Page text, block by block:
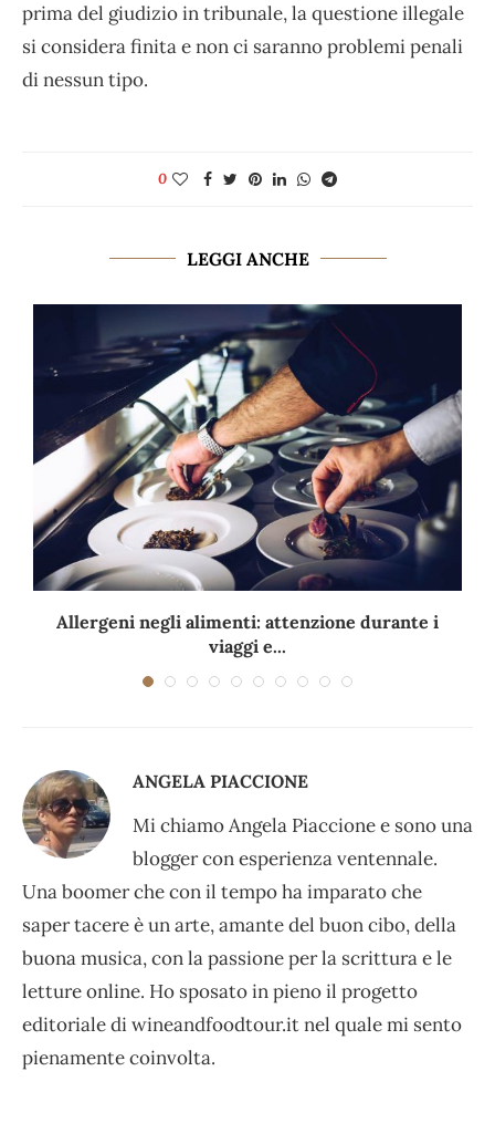
prima del giudizio in tribunale, la questione illegale
si considera finita e non ci saranno problemi penali
di nessun tipo.
0
LEGGI ANCHE
Allergeni negli alimenti: attenzione durante i
viaggi e...
ANGELA PIACCIONE
Mi chiamo Angela Piaccione e sono una
blogger con esperienza ventennale.
Una boomer che con il tempo ha imparato che
saper tacere è un arte, amante del buon cibo, della
buona musica, con la passione per la scrittura e le
letture online. Ho sposato in pieno il progetto
editoriale di wineandfoodtour.it nel quale mi sento
pienamente coinvolta.